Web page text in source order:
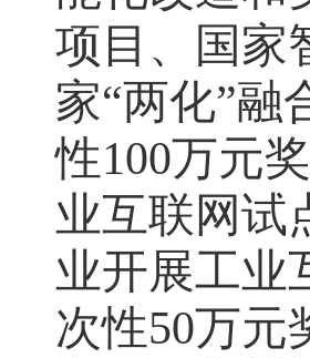
项目、国家
家“两化”融
性100万元
业互联网试
业开展工业
次性50万元